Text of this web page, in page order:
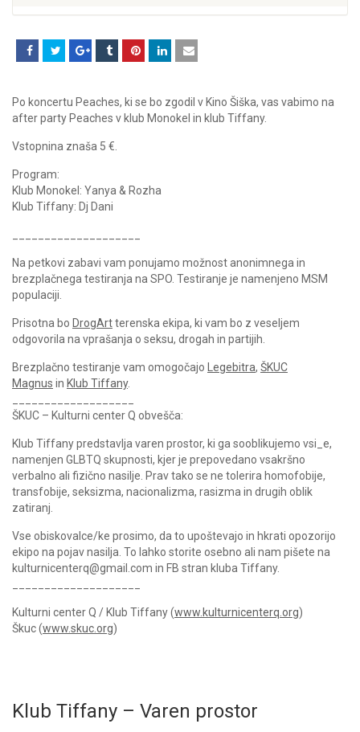
Po koncertu Peaches, ki se bo zgodil v Kino Šiška, vas vabimo na
after party Peaches v klub Monokel in klub Tiffany.
Vstopnina znaša 5 €.
Program:
Klub Monokel: Yanya & Rozha
Klub Tiffany: Dj Dani
Na petkovi zabavi vam ponujamo možnost anonimnega in
brezplačnega testiranja na SPO. Testiranje je namenjeno MSM
populaciji.
Prisotna bo DrogArtterenska ekipa, ki vam bo z veseljem
odgovorila na vprašanja o seksu, drogah in partijih.
Brezplačno testiranje vam omogočajo Legebitra, ŠKUC
Magnus in Klub Tiffany.
ŠKUC – Kulturni center Q obvešča:
Klub Tiffany predstavlja varen prostor, ki ga sooblikujemo vsi_e,
namenjen GLBTQ skupnosti, kjer je prepovedano vsakršno
verbalno ali fizično nasilje. Prav tako se ne tolerira homofobije,
transfobije, seksizma, nacionalizma, rasizma in drugih oblik
zatiranj.
Vse obiskovalce/ke prosimo, da to upoštevajo in hkrati opozorijo
ekipo na pojav nasilja. To lahko storite osebno ali nam pišete na
kulturnicenterq@gmail.com in FB stran kluba Tiffany.
Kulturni center Q / Klub Tiffany (www.kulturnicenterq.org)
Škuc (www.skuc.org)
Klub Tiffany – Varen prostor